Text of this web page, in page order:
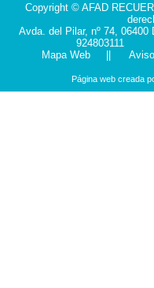
Copyright © AFAD
Avda. del Pilar, nº 74,
924803111 -
Mapa Web
Página web creada